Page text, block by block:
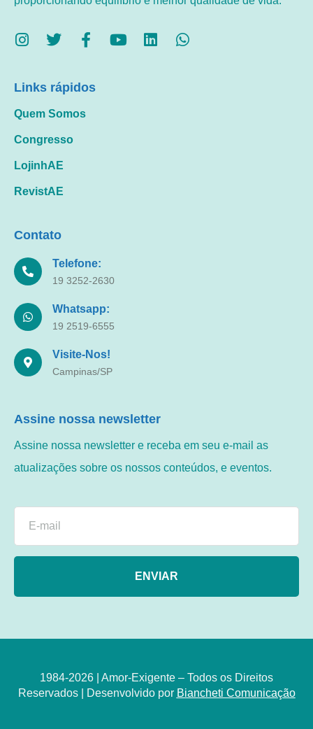
Links rápidos
Quem Somos
Congresso
LojinhAE
RevistAE
Contato
Telefone:
19 3252-2630
Whatsapp:
19 2519-6555
Visite-Nos!
Campinas/SP
Assine nossa newsletter
Assine nossa newsletter e receba em seu e-mail as
atualizações sobre os nossos conteúdos, e eventos.
ENVIAR
1984-2026 | Amor-Exigente – Todos os Direitos
Reservados | Desenvolvido por Biancheti Comunicação